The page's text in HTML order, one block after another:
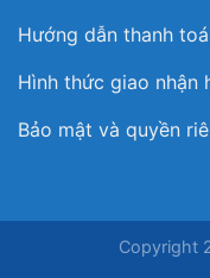
Hướng dẫn thanh
Hình thức giao nhận
Bảo mật và quyền
Copyright